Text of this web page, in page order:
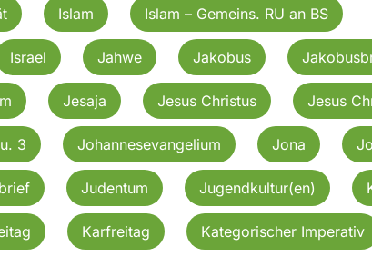
Islam Islam – Gemeins. RU an BS
Israel Jahwe Jakobus
Jesaja Jesus Christus Jesus
3 Johannesevangelium Jona
Judentum Jugendkultur(en)
Karfreitag Kategorischer Imperativ